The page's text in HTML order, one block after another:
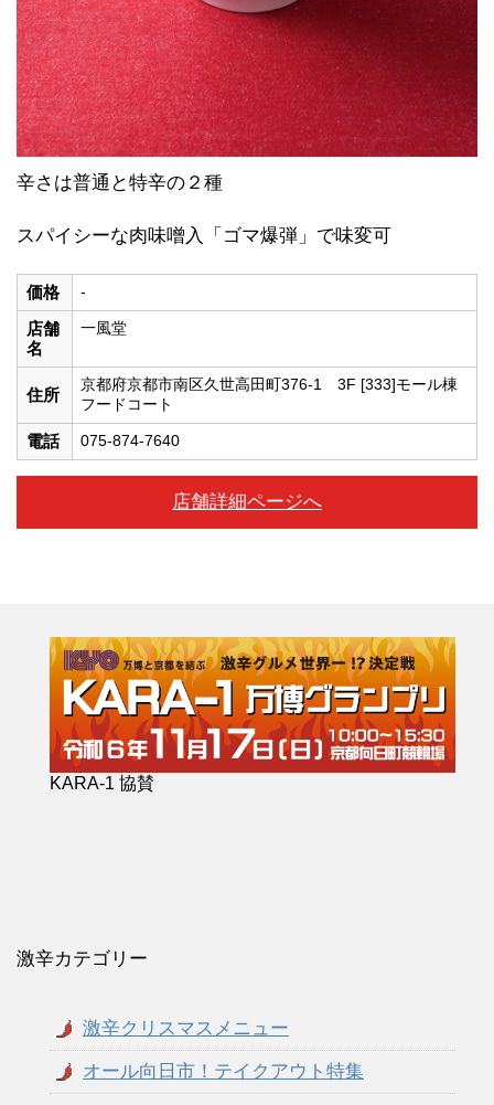
辛さは普通と特辛の２種
スパイシーな肉味噌入「ゴマ爆弾」で味変可
価格 -
店舗
名
一風堂
住所
京都府京都市南区久世高田町376-1 3F [333]モール棟
フードコート
電話 075-874-7640
店舗詳細ページへ
KARA-1 協賛
激辛カテゴリー
激辛クリスマスメニュー
オール向日市！テイクアウト特集